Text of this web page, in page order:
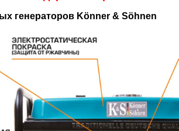
генераторов Könner & Söhnen